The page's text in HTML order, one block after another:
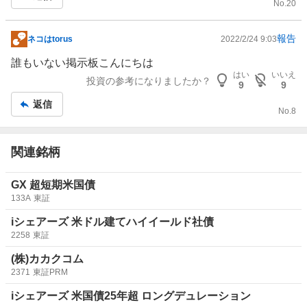
チン露大統領は南部のザポリージャ原発を攻撃し、支配下
に置いた。1986年に起きた世界最悪のチェルノブイリ原
発事故を思い起こさせた。抵抗する主要都市を降伏させる
ため、ロシア軍は民間人を殺害して恐怖を煽っている。ロ
シア国内では情報統制が敷かれ、戒厳令発動の観測も飛び
交い、国外に脱出する人が出始めた。
プーチン氏はロシアが滅びるぐらいなら、世界を先に滅ぼ
した方がいいという妄想に取り憑かれている。いや自分が
ているのかもしれない。
もはや軍の態をなしていないのかもしれない。ミサイル。
サリン。
その中でプーチン氏 G-20に参加するそうな。
No. 20
掲
示
記
事
ネコはtorus 2022/2/24 9:03報告
誰もいない掲示板こんにちは
投資の参考になりましたか？
はい
9
いいえ
9
返信
No.8
関連銘柄
GX 超短期米国債
133A 東証
iシェアーズ 米ドル建てハイイールド社債
2258 東証
(株)カカクコム
2371 東証PRM
iシェアーズ 米国債25年超 ロングデュレーション